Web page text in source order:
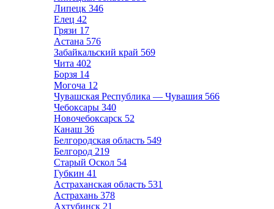
Липецк 346
Елец 42
Грязи 17
Астана 576
Забайкальский край 569
Чита 402
Борзя 14
Могоча 12
Чувашская Республика — Чувашия 566
Чебоксары 340
Новочебоксарск 52
Канаш 36
Белгородская область 549
Белгород 219
Старый Оскол 54
Губкин 41
Астраханская область 531
Астрахань 378
Ахтубинск 21